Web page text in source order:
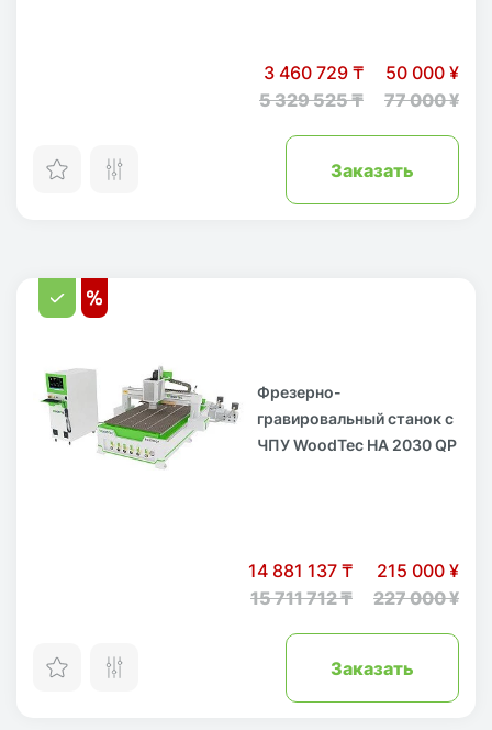
3 460 729 ₸
5 329 525 ₸
50 000 ¥
77 000 ¥
Заказать
Фрезерно-
гравировальный станок с
ЧПУ WoodTec HA 2030 QP
14 881 137 ₸
15 711 712 ₸
215 000 ¥
227 000 ¥
Заказать